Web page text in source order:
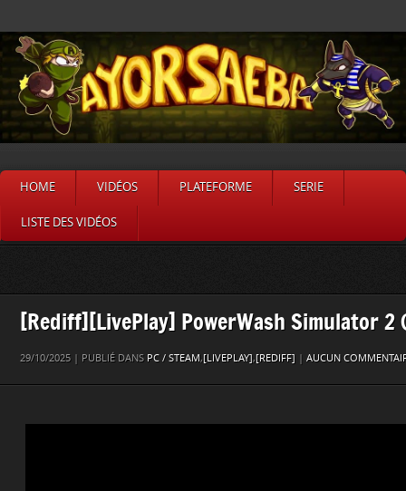
HOME VIDÉOS PLATEFORME SERIE
LISTE DES VIDÉOS
[Rediff][LivePlay] PowerWash Simulator 2
29/10/2025 | PUBLIÉ DANS PC / STEAM,[LIVEPLAY],[REDIFF] AUCUN